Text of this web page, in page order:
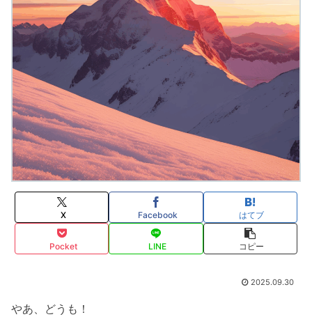
X Facebook はてブ
Pocket LINE コピー
2025.09.30
やあ、どうも！